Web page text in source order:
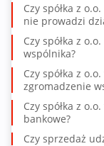
Czy spółka z
nie prowadzi
Czy spółka z
wspólnika?
Czy spółka z
zgromadzenie
Czy spółka z
bankowe?
Czy sprzedaż